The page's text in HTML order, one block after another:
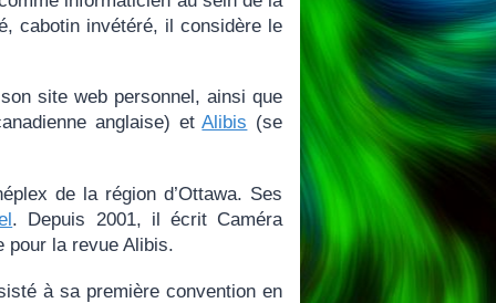
cabotin invétéré, il considère le
site web personnel, ainsi que
anglaise) etAlibis (se
de la région d’Ottawa. Ses
. Depuis 2001, il écrit Caméra
pour la revue Alibis.
à sa première convention en